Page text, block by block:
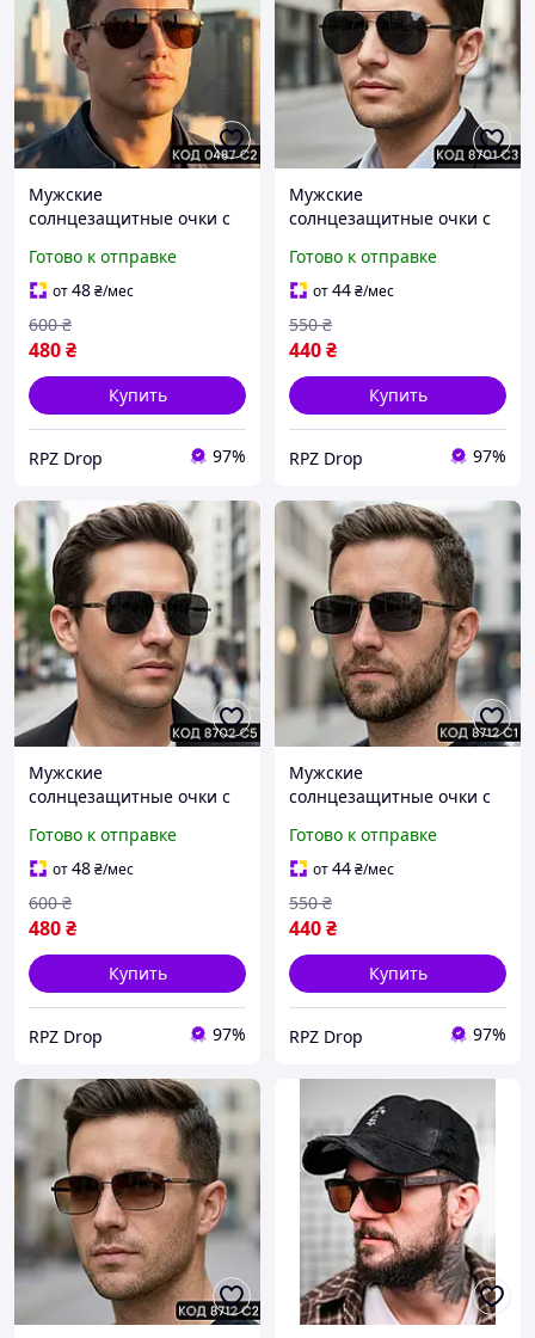
Мужские
солнцезащитные очки с
металлическая оправа,
коричневый цвет, форма
авиатор. Код 0487 С2
Готово к отправке
от48₴/мес
480₴
600 ₴
Купить
RPZ Drop 97%
Мужские
солнцезащитные очки с
металлические, авиаторы
8701 С3
Готово к отправке
от44₴/мес
440₴
550 ₴
Купить
RPZ Drop 97%
Мужские
солнцезащитные очки с
авиаторы, пластиковая
оправа 8702 С5
Готово к отправке
от48₴/мес
480₴
600 ₴
Купить
RPZ Drop 97%
Мужские
солнцезащитные очки с
прямоугольные, металл
8712 С1
Готово к отправке
от44₴/мес
440₴
550 ₴
Купить
RPZ Drop 97%